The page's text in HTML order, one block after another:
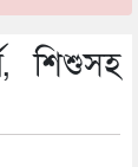
শিশুসহ